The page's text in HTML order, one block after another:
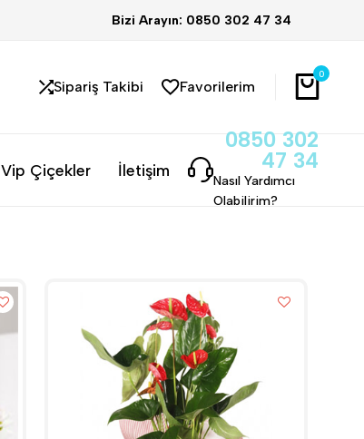
Bizi Arayın: 0850 302 47 34
Sipariş Takibi Favorilerim
0
Vip Çiçekler İletişim
0850 302
47 34
Nasıl Yardımcı
Olabilirim?